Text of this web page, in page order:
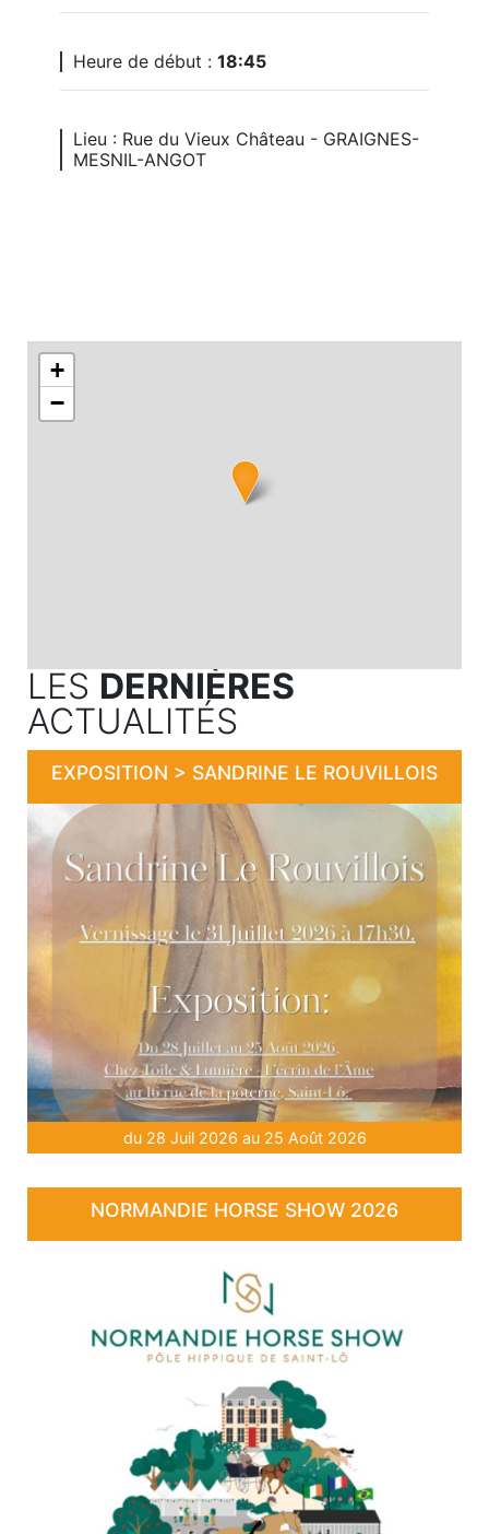
Heure de début : 18:45
Lieu : Rue du Vieux Château - GRAIGNES-
MESNIL-ANGOT
+
−
LES DERNIÈRES
ACTUALITÉS
EXPOSITION > SANDRINE LE ROUVILLOIS
du 28 Juil 2026 au 25 Août 2026
NORMANDIE HORSE SHOW 2026